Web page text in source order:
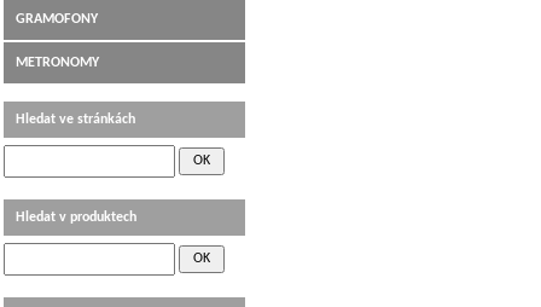
GRAMOFONY
METRONOMY
Hledat ve stránkách
Hledat v produktech